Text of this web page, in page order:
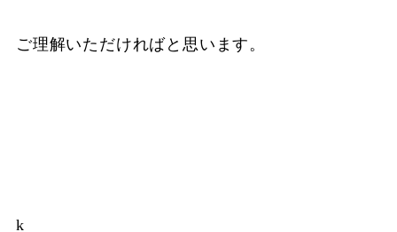
ご理解いただければと思います。
k